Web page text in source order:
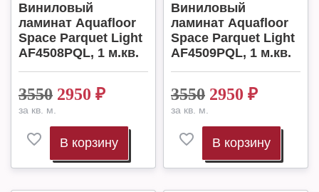
Виниловый
ламинат Aquafloor
Space Parquet Light
AF4508PQL, 1 м.кв.
3550 2950 ₽
за кв. м.
В корзину
Виниловый
ламинат Aquafloor
Space Parquet Light
AF4509PQL, 1 м.кв.
3550 2950 ₽
за кв. м.
В корзину